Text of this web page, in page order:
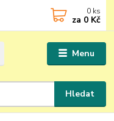
Menu
Hledat
0 ks
za 0 Kč